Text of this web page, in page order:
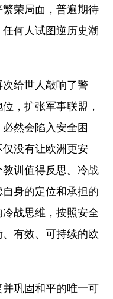
荣局面，普遍期待
何人试图逆历史潮
给世人敲响了警
，扩张军事联盟，
然会陷入安全困
没有让欧洲更安
训值得反思。冷战
身的定位和承担的
战思维，按照安全
有效、可持续的欧
巩固和平的唯一可